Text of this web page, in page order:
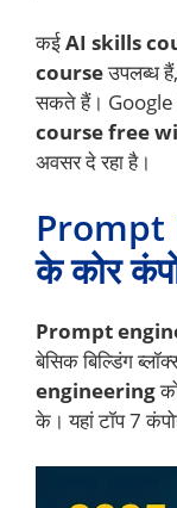
कईAI skills
courseउपलब्ध
सकते हैं। Google
course free
अवसर दे रहा है।
Prompt
के कोर
Prompt
बेसिक बिल्डिंग
engineering
के। यहां टॉप 7